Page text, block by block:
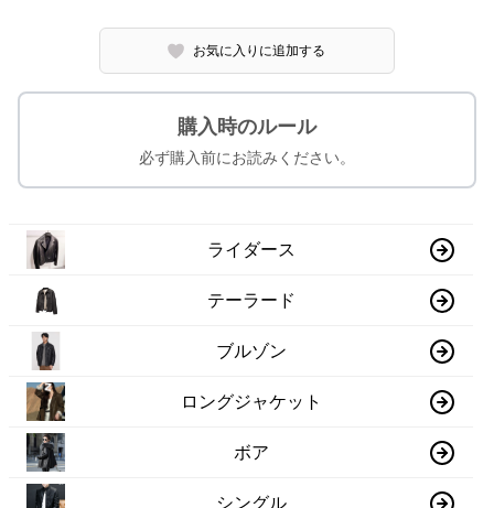
お気に入りに追加する
購入時のルール
必ず購入前にお読みください。
ライダース
テーラード
ブルゾン
ロングジャケット
ボア
シングル